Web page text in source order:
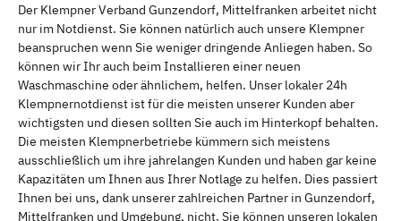
Der Klempner Verband Gunzendorf, Mittelfranken arbeitet nicht
nur im Notdienst. Sie können natürlich auch unsere Klempner
beanspruchen wenn Sie weniger dringende Anliegen haben. So
können wir Ihr auch beim Installieren einer neuen
Waschmaschine oder ähnlichem, helfen. Unser lokaler 24h
Klempnernotdienst ist für die meisten unserer Kunden aber
wichtigsten und diesen sollten Sie auch im Hinterkopf behalten.
Die meisten Klempnerbetriebe kümmern sich meistens
ausschließlich um ihre jahrelangen Kunden und haben gar keine
Kapazitäten um Ihnen aus Ihrer Notlage zu helfen. Dies passiert
Ihnen bei uns, dank unserer zahlreichen Partner in Gunzendorf,
Mittelfranken und Umgebung, nicht. Sie können unseren lokalen